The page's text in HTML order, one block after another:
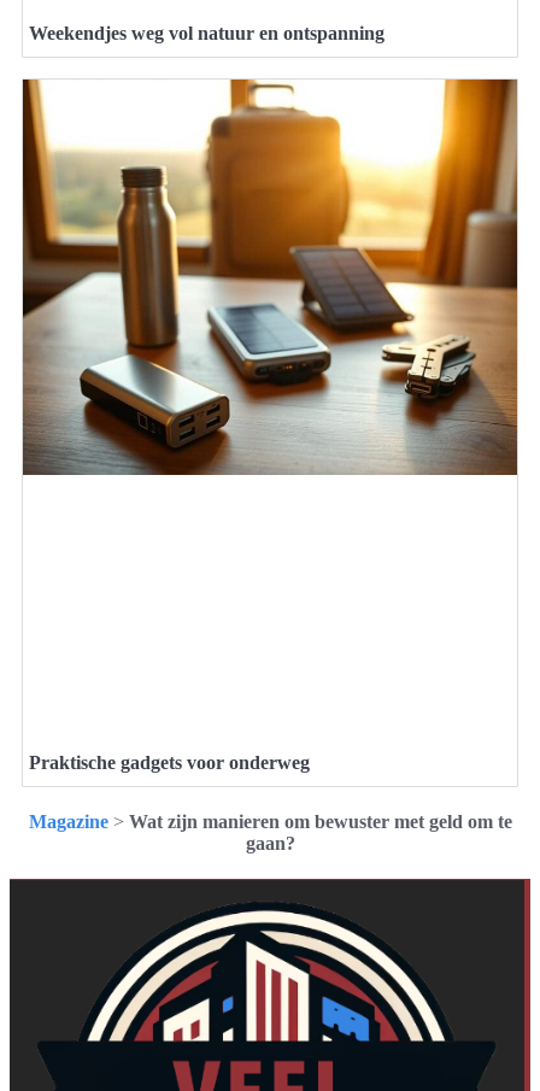
Weekendjes weg vol natuur en ontspanning
Praktische gadgets voor onderweg
Magazine> Wat zijn manieren om bewuster met geld om te
gaan?